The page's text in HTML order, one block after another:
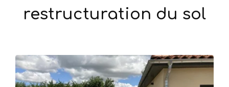
restructuration du sol